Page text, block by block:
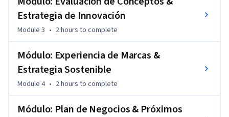
c. Evaluar las ideas generadas a partir de herramientas y
procedimientos específicos.
d. Reflexionar críticamente sobre el proceso.
El proyecto terminal constituye un ejemplo de aprendizaje
basado en proyectos en el que el estudiante debe integrar la
base de conocimiento y habilidades desarrolladas en los
cursos previos de la especialización para resolver un
diversas herramientas y técnicas que aprendió a lo largo del
Estrategia de Innovación
Module 3 • 2 hours to complete
Módulo: Experiencia de Marcas &
Estrategia Sostenible
Module 4 • 2 hours to complete
Módulo: Plan de Negocios & Próximos